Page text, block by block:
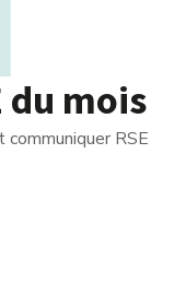
du mois
RSE